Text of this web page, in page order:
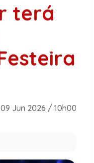
terá
09 Jun 2026 / 10h00